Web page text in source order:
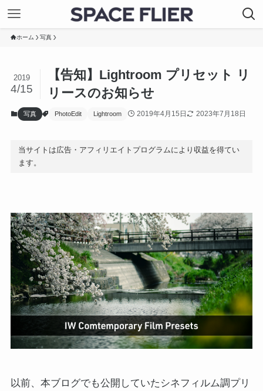
ホーム 写真
【告知】Lightroom プリセット リ
リースのお知らせ
2019
4/15
写真 PhotoEdit Lightroom 2019年4月15日 2023年7月18日
当サイトは広告・アフィリエイトプログラムにより収益を得てい
ます。
以前、本ブログでも公開していたシネフィルム調プリ